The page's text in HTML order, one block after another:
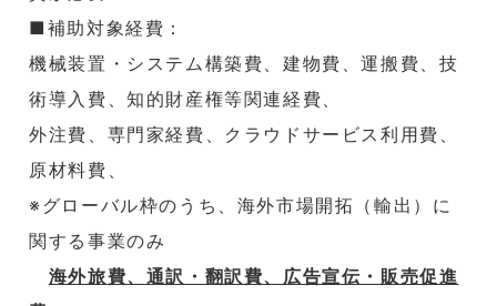
■補助対象経費：
機械装置・システム構築費、建物費、運搬費、技
術導入費、知的財産権等関連経費、
外注費、専門家経費、クラウドサービス利用費、
原材料費、
※グローバル枠のうち、海外市場開拓（輸出）に
関する事業のみ
海外旅費、通訳・翻訳費、広告宣伝・販売促進